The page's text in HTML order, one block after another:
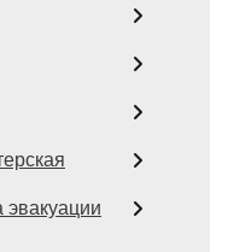
эвакуации